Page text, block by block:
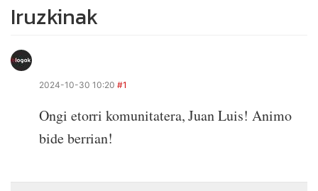
Iruzkinak
2024-10-30 10:20 #1
Ongi etorri komunitatera, Juan Luis! Animo
bide berrian!